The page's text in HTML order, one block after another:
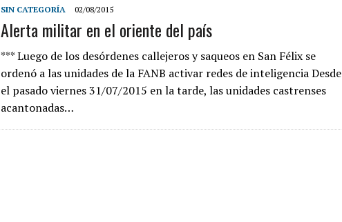
SIN CATEGORÍA 02/08/2015
Alerta militar en el oriente del país
*** Luego de los desórdenes callejeros y saqueos en San Félix se
ordenó a las unidades de la FANB activar redes de inteligencia Desde
el pasado viernes 31/07/2015 en la tarde, las unidades castrenses
acantonadas…